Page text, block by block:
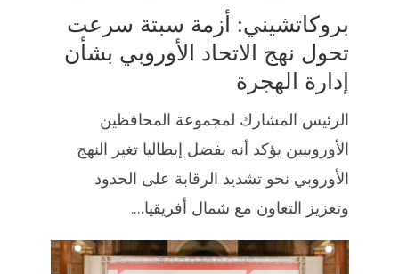
بروكاتشيني: أزمة سبتة سرعت
تحول نهج الاتحاد الأوروبي بشأن
إدارة الهجرة
الرئيس المشارك لمجموعة المحافظين
الأوروبيين يؤكد أنه بفضل إيطاليا تغير النهج
الأوروبي نحو تشديد الرقابة على الحدود
وتعزيز التعاون مع شمال أفريقيا....